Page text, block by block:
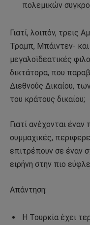
πολεμικών
Γιατί, λοιπόν, τρεις
Τραμπ, Μπάιντεν-
μεγαλοϊδεατικές
δικτάτορα, που
Διεθνούς Δικαίου,
του κράτους δικαίου;
Γιατί ανέχονται
συμμαχικές,
επιτρέπουν σε έναν
ειρήνη στην πιο
Απάντηση:
Η Τουρκία έχει